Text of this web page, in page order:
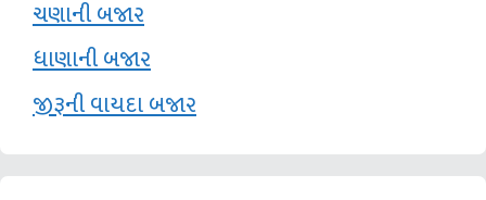
ચણાની બજાર
ધાણાની બજાર
જીરૂની વાયદા બજાર